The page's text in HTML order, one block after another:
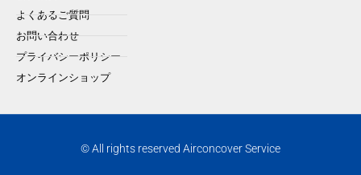
よくあるご質問
お問い合わせ
プライバシーポリシー
オンラインショップ
© All rights reserved Airconcover Service